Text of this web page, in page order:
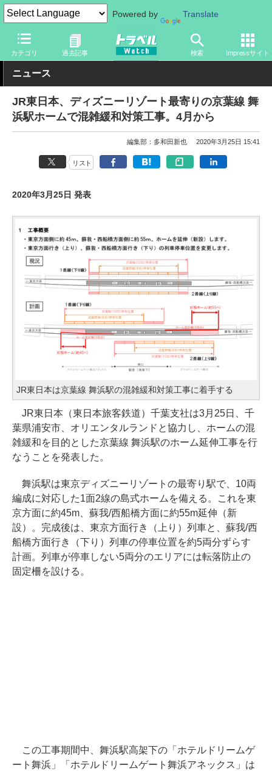
Powered by Translate
カテゴリ 過去記事 検索 Impressサイト
トラベル Watch 地域 国内旅行 関東
ニュース
JR東日本、ディズニーリゾート最寄りの京葉線 舞
浜駅ホームで混雑緩和対策工事。4月から
編集部：多和田新也 2020年3月25日 15:41
リスト
2020年3月25日 発表
JR東日本は京葉線 舞浜駅の混雑緩和対策工事に着手する
JR東日本（東日本旅客鉄道）千葉支社は3月25日、千
葉県浦安市、オリエンタルランドと協力し、ホームの混
雑緩和を目的とした京葉線 舞浜駅のホーム延伸工事を行
なうことを発表した。
舞浜駅は東京ディズニーリゾートの最寄り駅で、10両
編成に対応した1面2線の島式ホームを備える。これを東
京方面に約45m、蘇我/西船橋方面に約55m延伸（新
設）。完成後は、東京方面行き（上り）列車と、蘇我/西
船橋方面行き（下り）列車の停車位置を約5両分ずらす
計画。列車が停車しない5両分のエリアには転落防止の
固定柵を設ける。
この工事期間中、舞浜駅高架下の「ホテルドリームゲ
ート舞浜」「ホテルドリームゲート舞浜アネックス」は